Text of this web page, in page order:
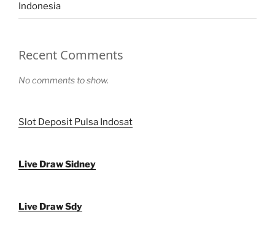
Indonesia
Recent Comments
No comments to show.
Slot Deposit Pulsa Indosat
Live Draw Sidney
Live Draw Sdy